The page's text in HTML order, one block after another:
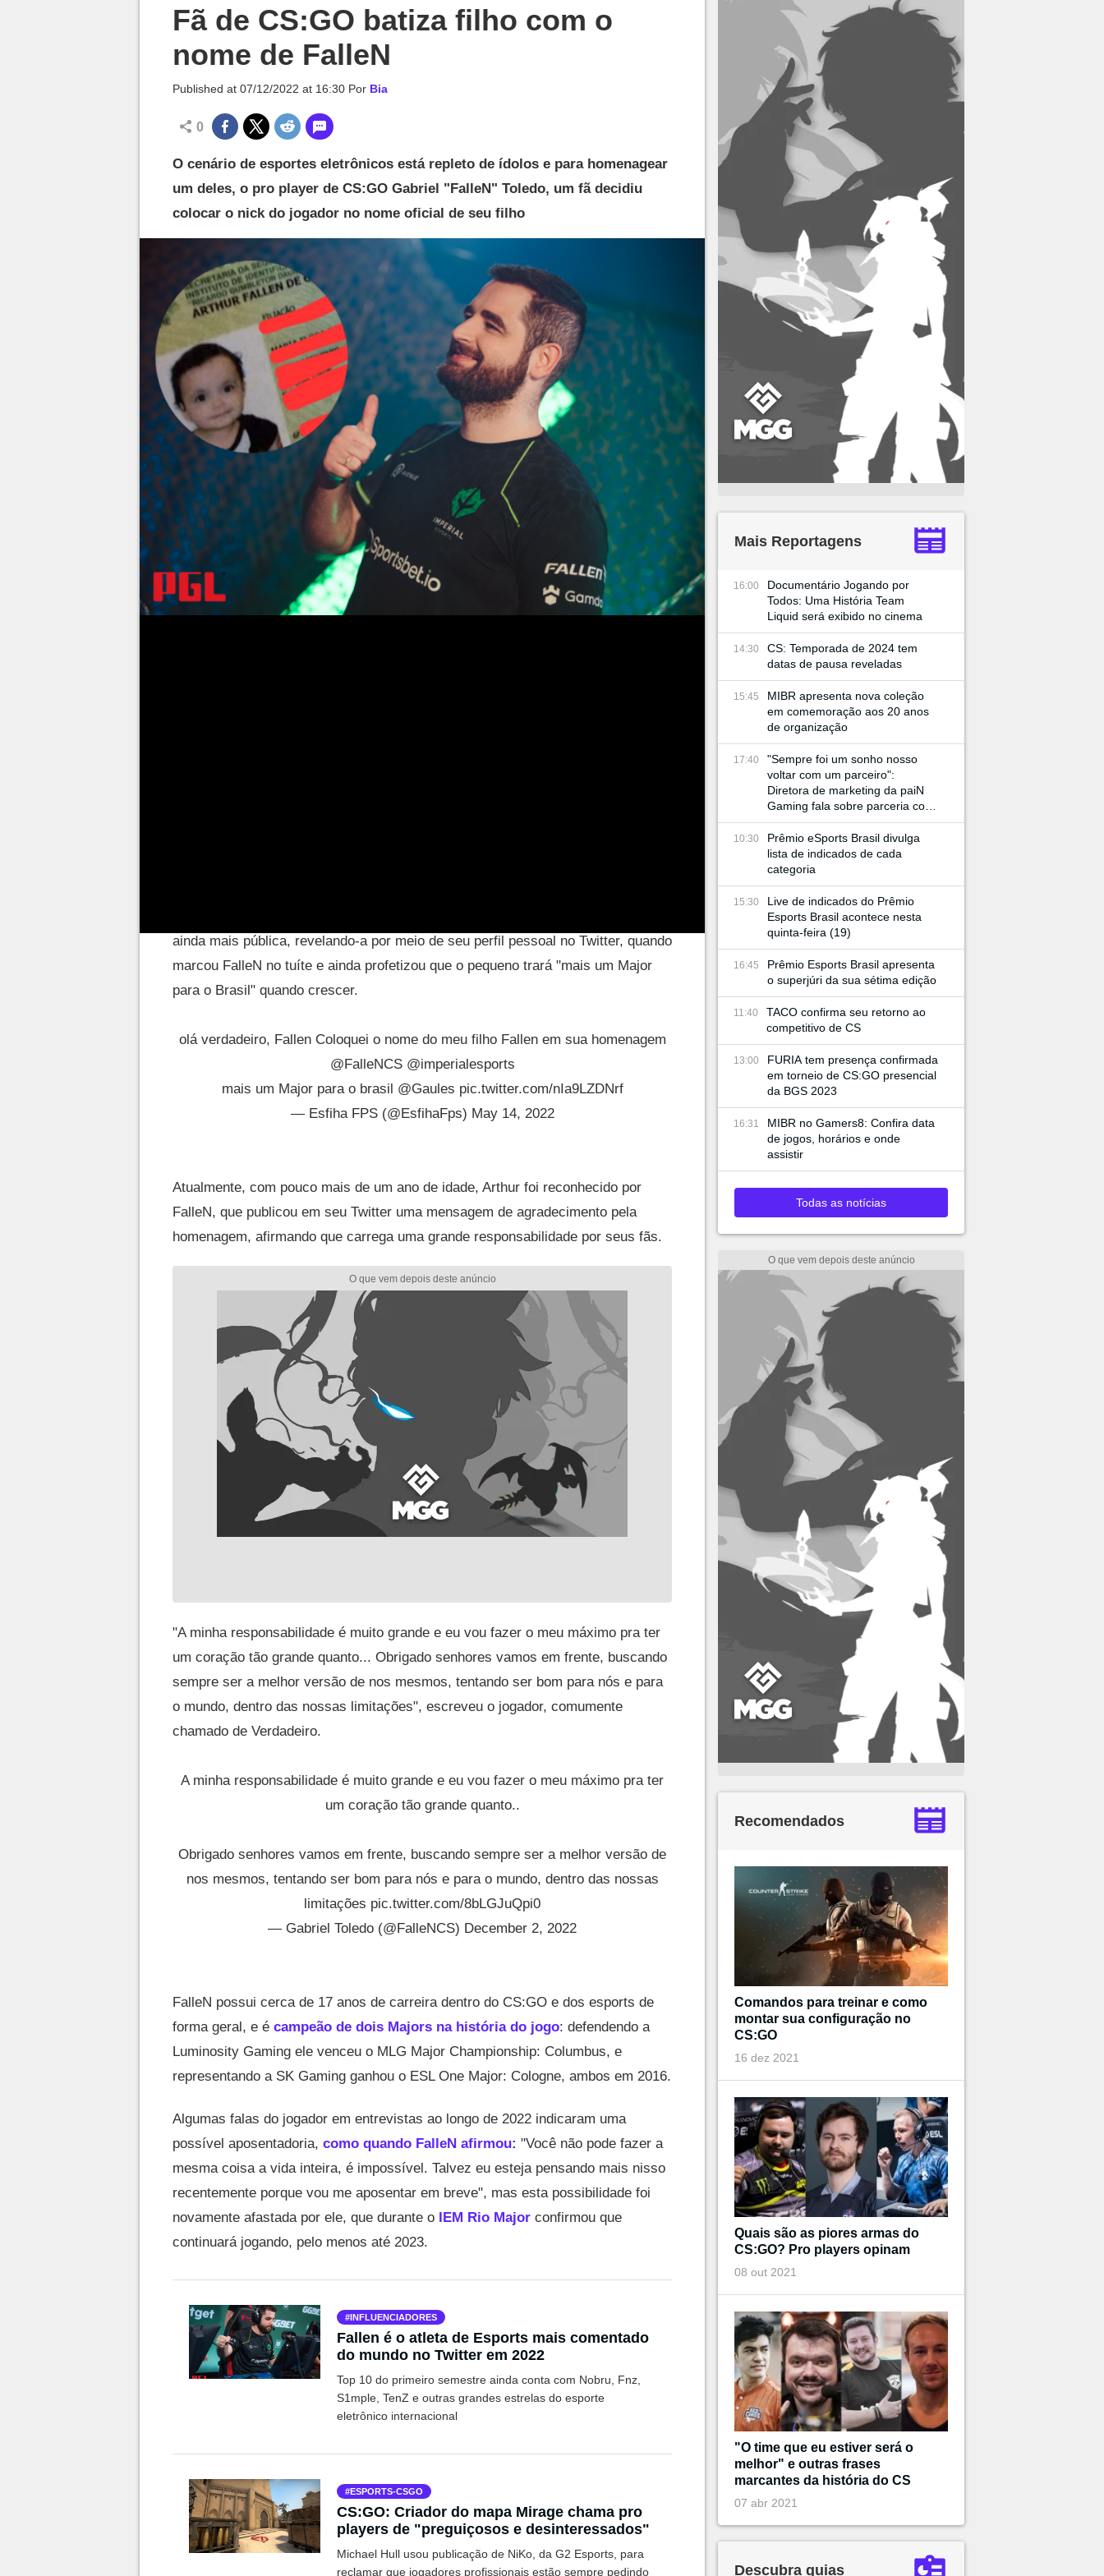
Fã de CS:GO batiza filho com o
nome de FalleN
Published at 07/12/2022 at 16:30 Por Bia
0
O cenário de esportes eletrônicos está repleto de ídolos e para homenagear
um deles, o pro player de CS:GO Gabriel "FalleN" Toledo, um fã decidiu
colocar o nick do jogador no nome oficial de seu filho
Assim como nos esportes tradicionais, os esports também estão repletos de
ainda mais pública, revelando-a por meio de seu perfil pessoal no Twitter, quando
marcou FalleN no tuíte e ainda profetizou que o pequeno trará "mais um Major
para o Brasil" quando crescer.
olá verdadeiro, Fallen Coloquei o nome do meu filho Fallen em sua homenagem
@FalleNCS @imperialesports
mais um Major para o brasil @Gaules pic.twitter.com/nIa9LZDNrf
— Esfiha FPS (@EsfihaFps) May 14, 2022
Atualmente, com pouco mais de um ano de idade, Arthur foi reconhecido por
FalleN, que publicou em seu Twitter uma mensagem de agradecimento pela
homenagem, afirmando que carrega uma grande responsabilidade por seus fãs.
"A minha responsabilidade é muito grande e eu vou fazer o meu máximo pra ter
um coração tão grande quanto... Obrigado senhores vamos em frente, buscando
sempre ser a melhor versão de nos mesmos, tentando ser bom para nós e para
o mundo, dentro das nossas limitações", escreveu o jogador, comumente
chamado de Verdadeiro.
A minha responsabilidade é muito grande e eu vou fazer o meu máximo pra ter
um coração tão grande quanto..
Obrigado senhores vamos em frente, buscando sempre ser a melhor versão de
nos mesmos, tentando ser bom para nós e para o mundo, dentro das nossas
limitações pic.twitter.com/8bLGJuQpi0
— Gabriel Toledo (@FalleNCS) December 2, 2022
FalleN possui cerca de 17 anos de carreira dentro do CS:GO e dos esports de
forma geral, e é campeão de dois Majors na história do jogo: defendendo a
Luminosity Gaming ele venceu o MLG Major Championship: Columbus, e
representando a SK Gaming ganhou o ESL One Major: Cologne, ambos em 2016.
Algumas falas do jogador em entrevistas ao longo de 2022 indicaram uma
possível aposentadoria, como quando FalleN afirmou: "Você não pode fazer a
mesma coisa a vida inteira, é impossível. Talvez eu esteja pensando mais nisso
recentemente porque vou me aposentar em breve", mas esta possibilidade foi
novamente afastada por ele, que durante o IEM Rio Major confirmou que
continuará jogando, pelo menos até 2023.
INFLUENCIADORES
Fallen é o atleta de Esports mais comentado
do mundo no Twitter em 2022
Top 10 do primeiro semestre ainda conta com Nobru, Fnz,
S1mple, TenZ e outras grandes estrelas do esporte
eletrônico internacional
ESPORTS-CSGO
CS:GO: Criador do mapa Mirage chama pro
players de "preguiçosos e desinteressados"
Michael Hull usou publicação de NiKo, da G2 Esports, para
reclamar que jogadores profissionais estão sempre pedindo
Mais Reportagens
16:00
Documentário Jogando por
Todos: Uma História Team
Liquid será exibido no cinema
14:30
CS: Temporada de 2024 tem
datas de pausa reveladas
15:45
MIBR apresenta nova coleção
em comemoração aos 20 anos
de organização
17:40
"Sempre foi um sonho nosso
voltar com um parceiro":
Diretora de marketing da paiN
Gaming fala sobre parceria com
JBL e retorno à BGS
10:30
Prêmio eSports Brasil divulga
lista de indicados de cada
categoria
15:30
Live de indicados do Prêmio
Esports Brasil acontece nesta
quinta-feira (19)
16:45
Prêmio Esports Brasil apresenta
o superjúri da sua sétima edição
11:40
TACO confirma seu retorno ao
competitivo de CS
13:00
FURIA tem presença confirmada
em torneio de CS:GO presencial
da BGS 2023
16:31
MIBR no Gamers8: Confira data
de jogos, horários e onde
assistir
Todas as notícias
Recomendados
Comandos para treinar e como
montar sua configuração no
CS:GO
16 dez 2021
Quais são as piores armas do
CS:GO? Pro players opinam
08 out 2021
"O time que eu estiver será o
melhor" e outras frases
marcantes da história do CS
07 abr 2021
Descubra guias